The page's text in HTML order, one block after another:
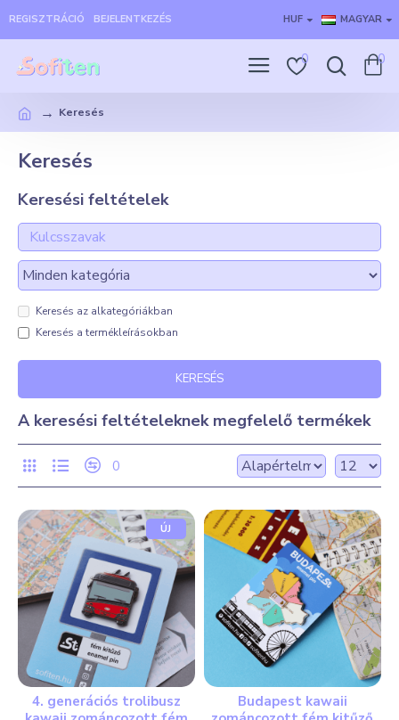
REGISZTRÁCIÓ BEJELENTKEZÉS HUF MAGYAR
0 0
Keresés
Keresés
Keresési feltételek
Keresés az alkategóriákban
Keresés a termékleírásokban
KERESÉS
A keresési feltételeknek megfelelő termékek
0
ÚJ
4. generációs trolibusz
Budapest kawaii